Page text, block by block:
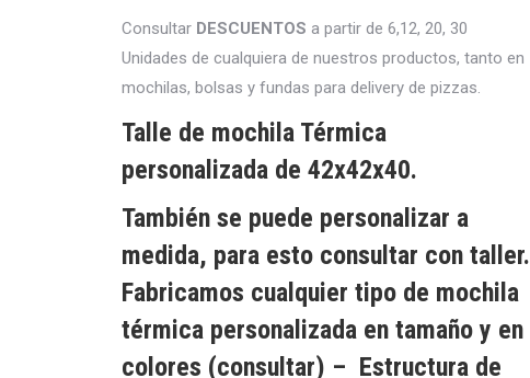
Consultar DESCUENTOS a partir de 6,12, 20, 30
Unidades de cualquiera de nuestros productos, tanto en
mochilas, bolsas y fundas para delivery de pizzas.
Talle de mochila Térmica
personalizada de 42x42x40.
También se puede personalizar a
medida, para esto consultar con taller.
Fabricamos cualquier tipo de mochila
térmica personalizada en tamaño y en
colores (consultar) – Estructura de